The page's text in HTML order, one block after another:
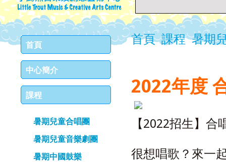
首頁
中心簡介
課程
暑期兒童合唱團
暑期兒童音樂劇團
暑期中國鼓樂
首頁 課程 暑期
2022年度
【2022招生】
很想唱歌？來一